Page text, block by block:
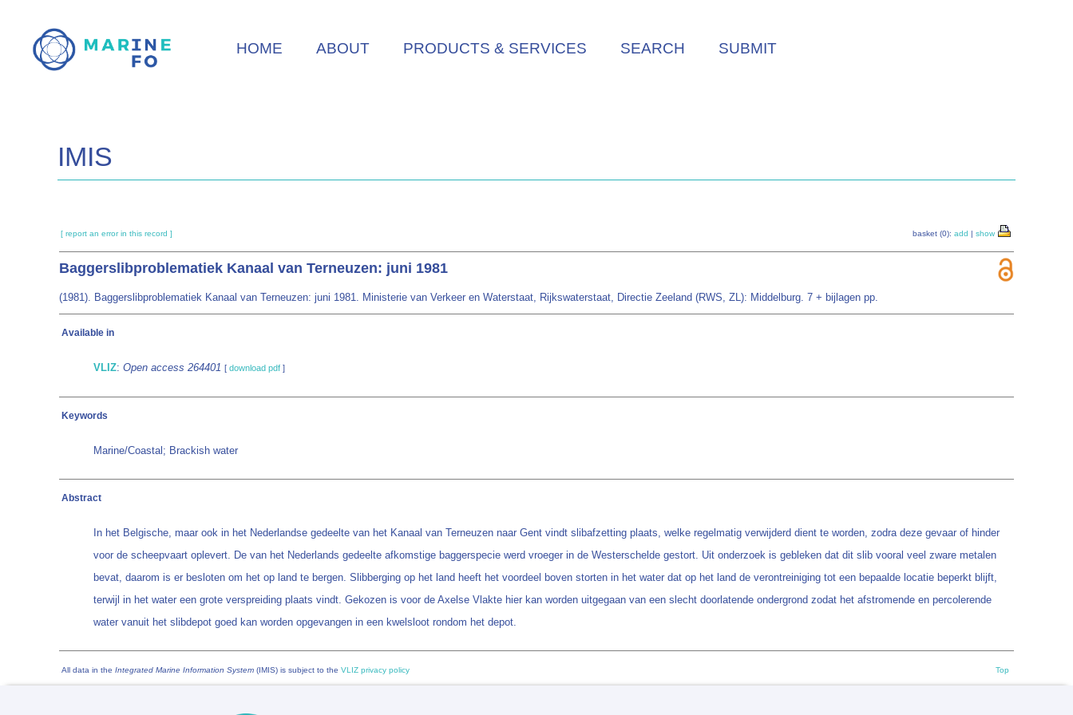
main
HOME ABOUT PRODUCTS & SERVICES SEARCH SUBMIT
IMIS
[ report an error in this record ] basket (0): add | show
Baggerslibproblematiek Kanaal van Terneuzen: juni 1981
(1981). Baggerslibproblematiek Kanaal van Terneuzen: juni 1981. Ministerie van Verkeer en Waterstaat, Rijkswaterstaat, Directie Zeeland (RWS, ZL): Middelburg. 7 + bijlagen pp.
Available in
VLIZ: Open access 264401 [ download pdf ]
Keywords
Marine/Coastal; Brackish water
Abstract
In het Belgische, maar ook in het Nederlandse gedeelte van het Kanaal van Terneuzen naar Gent vindt slibafzetting plaats, welke regelmatig verwijderd dient te worden, zodra deze gevaar of hinder
voor de scheepvaart oplevert. De van het Nederlands gedeelte afkomstige baggerspecie werd vroeger in de Westerschelde gestort. Uit onderzoek is gebleken dat dit slib vooral veel zware metalen
bevat, daarom is er besloten om het op land te bergen. Slibberging op het land heeft het voordeel boven storten in het water dat op het land de verontreiniging tot een bepaalde locatie beperkt blijft,
terwijl in het water een grote verspreiding plaats vindt. Gekozen is voor de Axelse Vlakte hier kan worden uitgegaan van een slecht doorlatende ondergrond zodat het afstromende en percolerende
water vanuit het slibdepot goed kan worden opgevangen in een kwelsloot rondom het depot.
All data in the Integrated Marine Information System (IMIS) is subject to the VLIZ privacy policy Top